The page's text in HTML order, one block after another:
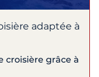
adaptée à
croisière grâce à